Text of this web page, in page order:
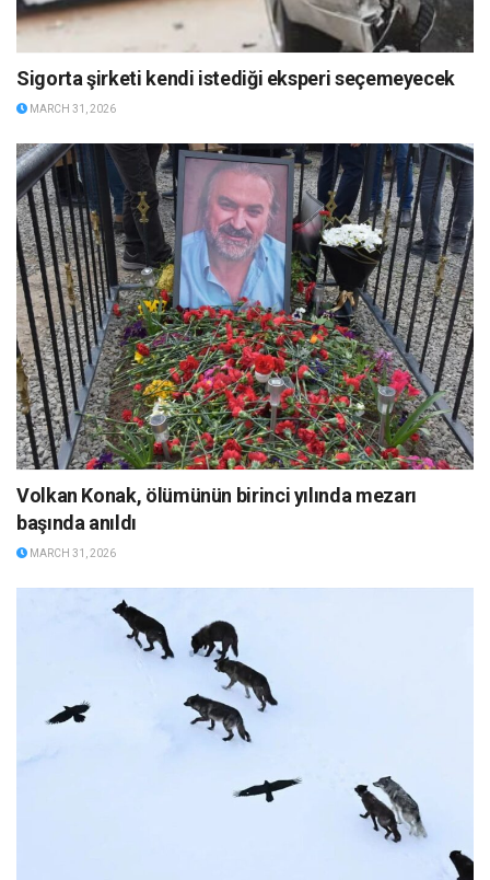
Sigorta şirketi kendi istediği eksperi seçemeyecek
MARCH 31, 2026
Volkan Konak, ölümünün birinci yılında mezarı
başında anıldı
MARCH 31, 2026